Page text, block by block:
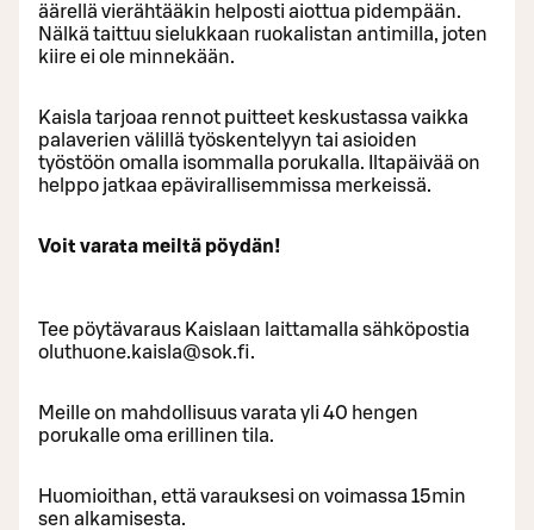
äärellä vierähtääkin helposti aiottua pidempään.
Nälkä taittuu sielukkaan ruokalistan antimilla, joten
kiire ei ole minnekään.
Kaisla tarjoaa rennot puitteet keskustassa vaikka
palaverien välillä työskentelyyn tai asioiden
työstöön omalla isommalla porukalla. Iltapäivää on
helppo jatkaa epävirallisemmissa merkeissä.
Voit varata meiltä pöydän!
Tee pöytävaraus Kaislaan laittamalla sähköpostia
oluthuone.kaisla@sok.fi.
Meille on mahdollisuus varata yli 40 hengen
porukalle oma erillinen tila.
Huomioithan, että varauksesi on voimassa 15min
sen alkamisesta.